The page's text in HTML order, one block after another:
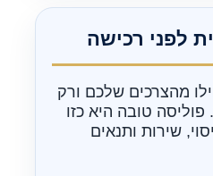
לפני רכישה
מהצרכים שלכם ורק
טובה היא כזו
שירות ותנאים